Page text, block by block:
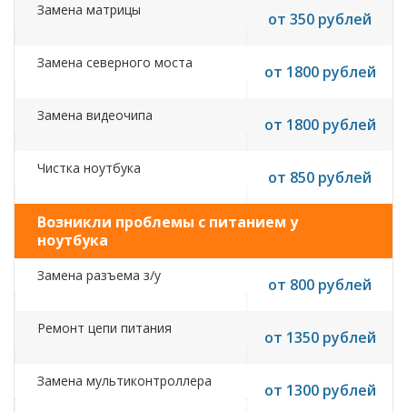
Замена матрицы от 350 рублей
Замена северного моста от 1800 рублей
Замена видеочипа от 1800 рублей
Чистка ноутбука от 850 рублей
Возникли проблемы с питанием у
ноутбука
Замена разъема з/у от 800 рублей
Ремонт цепи питания от 1350 рублей
Замена мультиконтроллера от 1300 рублей